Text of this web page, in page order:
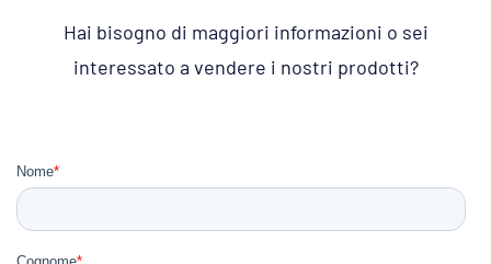
Hai bisogno di maggiori informazioni o sei
interessato a vendere i nostri prodotti?